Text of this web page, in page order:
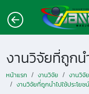
หน้าแรก งานวิจัย
งานวิจั
งานวิจัยที่ถูกนำไปใช้ประโย